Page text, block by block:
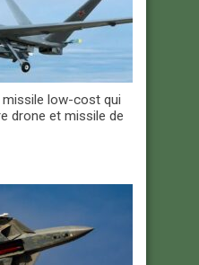
missile low-cost qui
drone et missile de